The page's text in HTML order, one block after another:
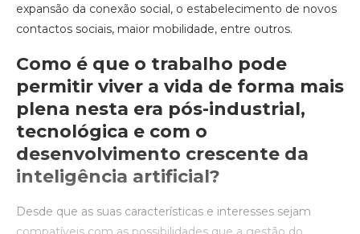
expansão da conexão social, o estabelecimento de novos
contactos sociais, maior mobilidade, entre outros.
Como é que o trabalho pode
permitir viver a vida de forma mais
plena nesta era pós-industrial,
tecnológica e com o
desenvolvimento crescente da
inteligência artificial?
Desde que as suas características e interesses sejam